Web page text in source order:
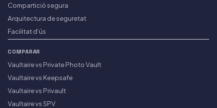
Compartició segura
Arquitectura de seguretat
Facilitat d'ús
COMPARAR
Vaultaire vs Private Photo Vault
Vaultaire vs Keepsafe
Vaultaire vs Privault
Vaultaire vs SPV